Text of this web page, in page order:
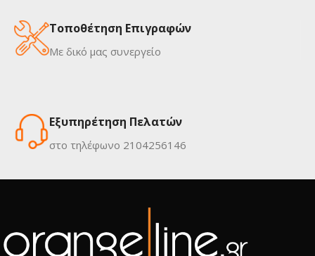
Τοποθέτηση Επιγραφών
Με δικό μας συνεργείο
Εξυπηρέτηση Πελατών
στο τηλέφωνο 2104256146